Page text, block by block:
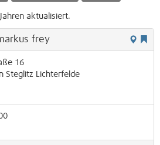
aktualisiert.
frey
16
Steglitz Lichterfelde